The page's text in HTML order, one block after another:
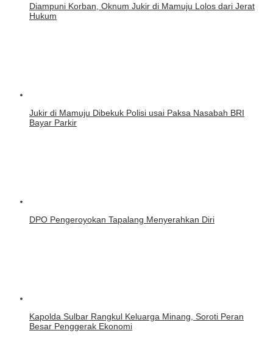
Diampuni Korban, Oknum Jukir di Mamuju Lolos dari Jerat
Hukum
Jukir di Mamuju Dibekuk Polisi usai Paksa Nasabah BRI
Bayar Parkir
DPO Pengeroyokan Tapalang Menyerahkan Diri
Kapolda Sulbar Rangkul Keluarga Minang, Soroti Peran
Besar Penggerak Ekonomi